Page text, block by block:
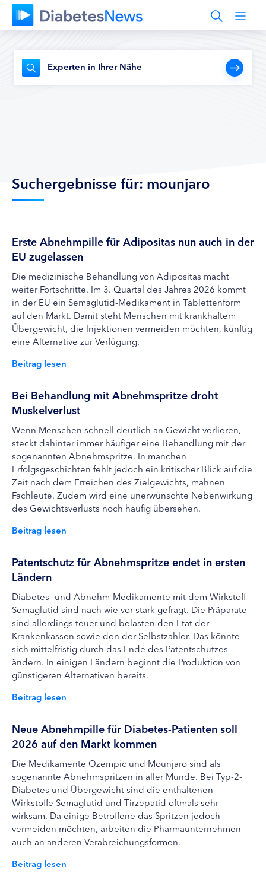
Experten in Ihrer Nähe
Suchergebnisse für: mounjaro
Erste Abnehmpille für Adipositas nun auch in der
EU zugelassen
Die medizinische Behandlung von Adipositas macht
weiter Fortschritte. Im 3. Quartal des Jahres 2026 kommt
in der EU ein Semaglutid-Medikament in Tablettenform
auf den Markt. Damit steht Menschen mit krankhaftem
Übergewicht, die Injektionen vermeiden möchten, künftig
eine Alternative zur Verfügung.
Beitrag lesen
Bei Behandlung mit Abnehmspritze droht
Muskelverlust
Wenn Menschen schnell deutlich an Gewicht verlieren,
steckt dahinter immer häufiger eine Behandlung mit der
sogenannten Abnehmspritze. In manchen
Erfolgsgeschichten fehlt jedoch ein kritischer Blick auf die
Zeit nach dem Erreichen des Zielgewichts, mahnen
Fachleute. Zudem wird eine unerwünschte Nebenwirkung
des Gewichtsverlusts noch häufig übersehen.
Beitrag lesen
Patentschutz für Abnehmspritze endet in ersten
Ländern
Diabetes- und Abnehm-Medikamente mit dem Wirkstoff
Semaglutid sind nach wie vor stark gefragt. Die Präparate
sind allerdings teuer und belasten den Etat der
Krankenkassen sowie den der Selbstzahler. Das könnte
sich mittelfristig durch das Ende des Patentschutzes
ändern. In einigen Ländern beginnt die Produktion von
günstigeren Alternativen bereits.
Beitrag lesen
Neue Abnehmpille für Diabetes-Patienten soll
2026 auf den Markt kommen
Die Medikamente Ozempic und Mounjaro sind als
sogenannte Abnehmspritzen in aller Munde. Bei Typ-2-
Diabetes und Übergewicht sind die enthaltenen
Wirkstoffe Semaglutid und Tirzepatid oftmals sehr
wirksam. Da einige Betroffene das Spritzen jedoch
vermeiden möchten, arbeiten die Pharmaunternehmen
auch an anderen Verabreichungsformen.
Beitrag lesen